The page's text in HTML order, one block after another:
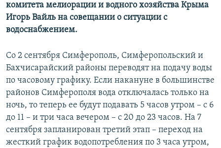
комитета мелиорации и водного хозяйства Крыма
Игорь Вайль на совещании о ситуации с
водоснабжением.
Со 2 сентября Симферополь, Симферопольский и
Бахчисарайский районы переводят на подачу воды
по часовому графику. Если накануне в большинстве
районов Симферополя вода отключалась только на
ночь, то теперь ее будут подавать 5 часов утром – с 6
до 11 – и три часа вечером – с 20 до 23 часов. На 7
сентября запланирован третий этап – переход на
жесткий график водопотребления по 3 часа утром,